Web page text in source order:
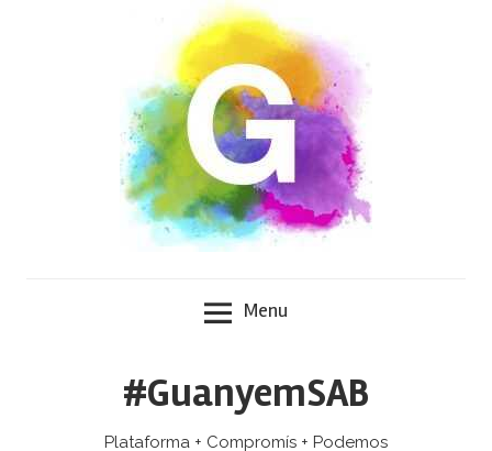
Menu
#GuanyemSAB
Plataforma + Compromís + Podemos